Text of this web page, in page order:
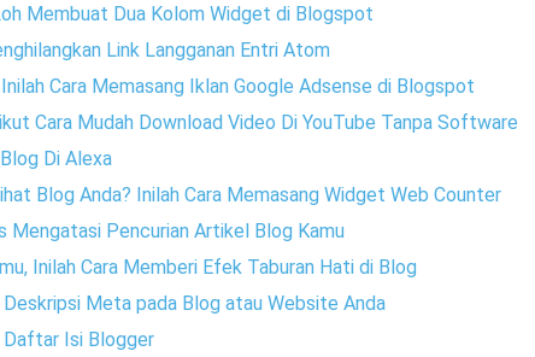
Membuat Dua Kolom Widget di Blogspot
Link Langganan Entri Atom
Cara Memasang Iklan Google Adsense di Blogspot
Cara Mudah Download Video Di YouTube Tanpa Software
Di Alexa
Blog Anda? Inilah Cara Memasang Widget Web Counter
Mengatasi Pencurian Artikel Blog Kamu
Inilah Cara Memberi Efek Taburan Hati di Blog
Meta pada Blog atau Website Anda
Isi Blogger